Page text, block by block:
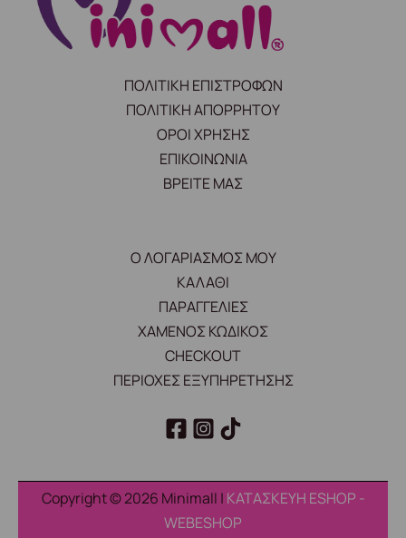
ΠΟΛΙΤΙΚΗ ΕΠΙΣΤΡΟΦΩΝ
ΠΟΛΙΤΙΚΗ ΑΠΟΡΡΗΤΟΥ
ΟΡΟΙ ΧΡΗΣΗΣ
ΕΠΙΚΟΙΝΩΝΙΑ
ΒΡΕΙΤΕ ΜΑΣ
Ο ΛΟΓΑΡΙΑΣΜΟΣ ΜΟΥ
ΚΑΛΑΘΙ
ΠΑΡΑΓΓΕΛΙΕΣ
ΧΑΜΕΝΟΣ ΚΩΔΙΚΟΣ
CHECKOUT
ΠΕΡΙΟΧΕΣ ΕΞΥΠΗΡΕΤΗΣΗΣ
Copyright © 2026 Minimall | ΚΑΤΑΣΚΕΥΗ ESHOP -
WEBESHOP